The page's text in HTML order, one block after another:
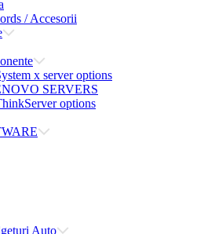
/ Accesorii
x server options
SERVERS
options
Auto